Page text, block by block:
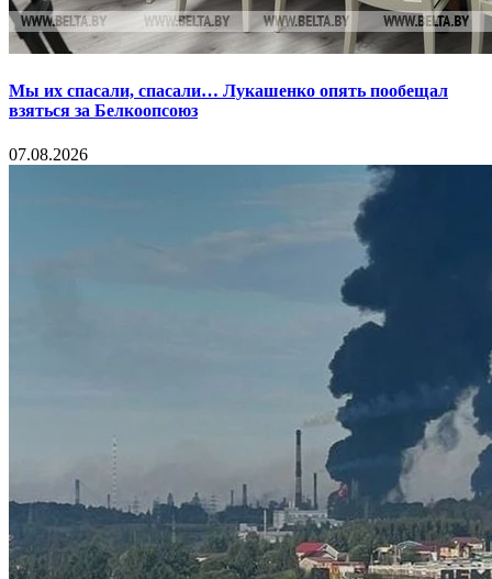
Мы их спасали, спасали… Лукашенко опять пообещал
взяться за Белкоопсоюз
07.08.2026